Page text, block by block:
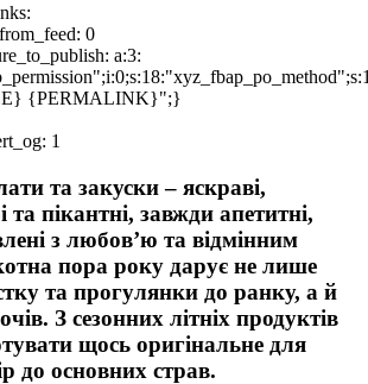
0
a:3:
{PERMALINK}";}
1
та закуски – яскраві,
та пікантні, завжди апетитні,
з любов’ю та відмінним
пора року дарує не лише
та прогулянки до ранку, а й
З сезонних літніх продуктів
щось оригінальне для
до основних страв.